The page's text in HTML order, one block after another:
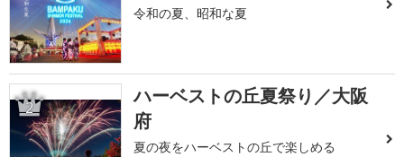
令和の夏、昭和な夏
2
ハーベストの丘夏祭り／大阪
府
夏の夜をハーベストの丘で楽しめる